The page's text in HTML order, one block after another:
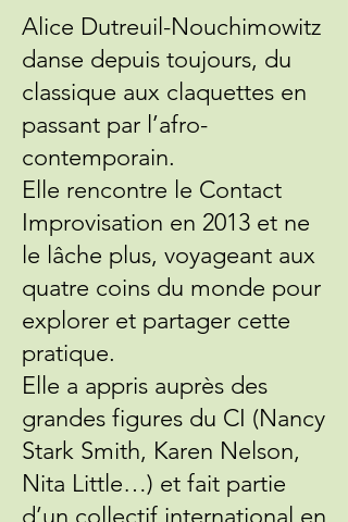
Alice Dutreuil-Nouchimowitz
danse depuis toujours, du
classique aux claquettes en
passant par l’afro-
contemporain.
Elle rencontre le Contact
Improvisation en 2013 et ne
le lâche plus, voyageant aux
quatre coins du monde pour
explorer et partager cette
pratique.
Elle a appris auprès des
grandes figures du CI (Nancy
Stark Smith, Karen Nelson,
Nita Little…) et fait partie
d’un collectif international en